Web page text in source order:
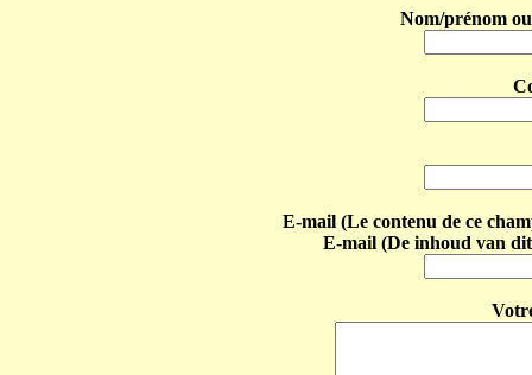
Nom/prénom
E-mail (Le contenu de ce
E-mail (De inhoud van